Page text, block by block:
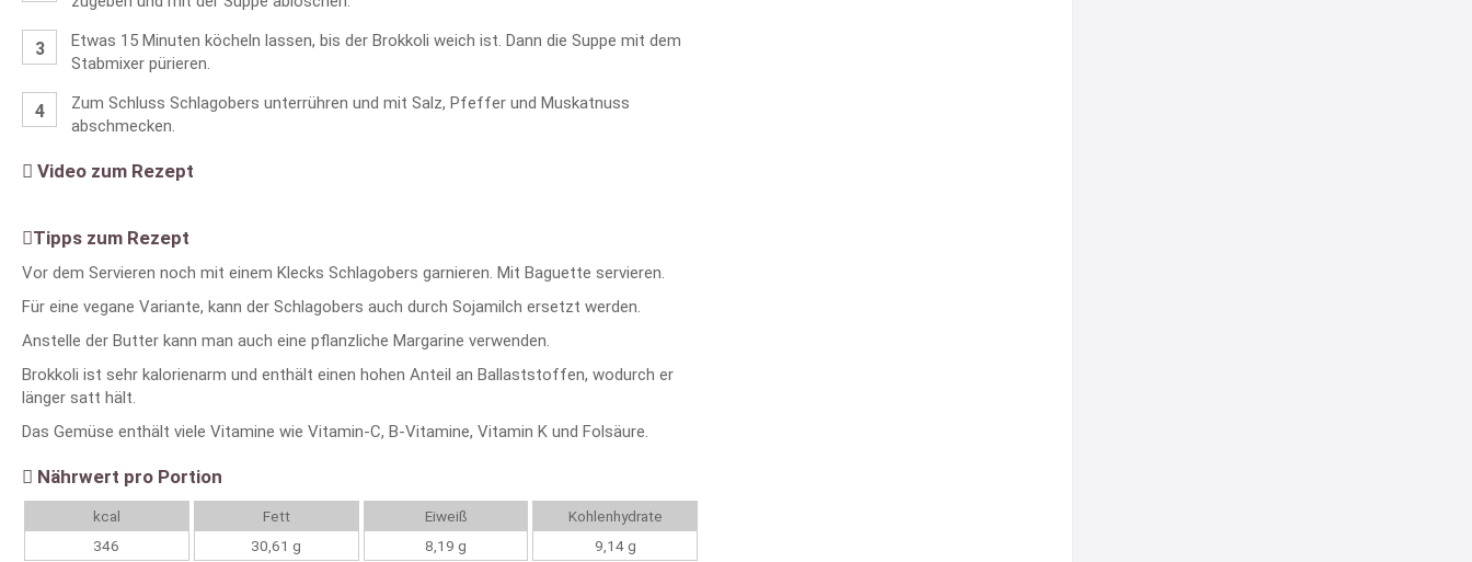
Etwas 15 Minuten köcheln lassen, bis der Brokkoli weich ist. Dann die Suppe mit dem
Stabmixer pürieren.
Zum Schluss Schlagobers unterrühren und mit Salz, Pfeffer und Muskatnuss
abschmecken.
Video zum Rezept
Tipps zum Rezept
Vor dem Servieren noch mit einem Klecks Schlagobers garnieren. Mit Baguette servieren.
Für eine vegane Variante, kann der Schlagobers auch durch Sojamilch ersetzt werden.
Anstelle der Butter kann man auch eine pflanzliche Margarine verwenden.
Brokkoli ist sehr kalorienarm und enthält einen hohen Anteil an Ballaststoffen, wodurch er
länger satt hält.
Das Gemüse enthält viele Vitamine wie Vitamin-C, B-Vitamine, Vitamin K und Folsäure.
Nährwert pro Portion
kcal
346
Fett
30,61 g
Eiweiß
8,19 g
Kohlenhydrate
9,14 g